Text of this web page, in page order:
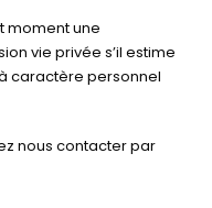
moment une
vie privée s’il estime
caractère personnel
nous contacter par